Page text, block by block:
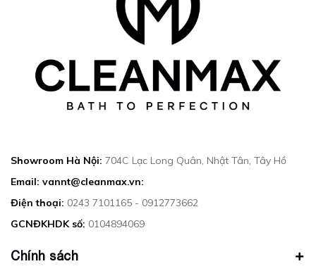
Showroom Hà Nội: 704C Lạc Long Quân, Nhật Tân, Tây Hồ
Email: vannt@cleanmax.vn:
Điện thoại: 0243 7101165 - 0912773662
GCNĐKHDK số: 0104894069
Chính sách